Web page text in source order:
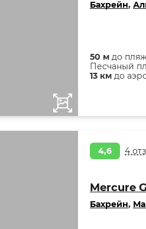
Бахрейн,
50 м до
Песчаный
13 км до
4,6 4
Mercure
Бахрейн,